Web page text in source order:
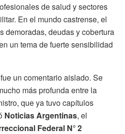
de salud y sectores
En el mundo castrense, el
demoradas, deudas y cobertura
un tema de fuerte sensibilidad
un comentario aislado. Se
más profunda entre la
que ya tuvo capítulos
Noticias Argentinas, el
Federal N° 2